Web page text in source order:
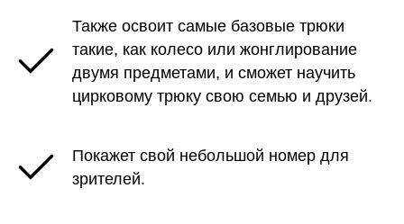
Также освоит самые базовые трюки
такие, как колесо или жонглирование
двумя предметами, и сможет научить
цирковому трюку свою семью и друзей.
Покажет свой небольшой номер для
зрителей.